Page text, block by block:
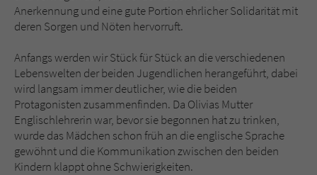
Anerkennung und eine gute Portion ehrlicher Solidarität mit
deren Sorgen und Nöten hervorruft.
Anfangs werden wir Stück für Stück an die verschiedenen
Lebenswelten der beiden Jugendlichen herangeführt, dabei
wird langsam immer deutlicher, wie die beiden
Protagonisten zusammenfinden. Da Olivias Mutter
Englischlehrerin war, bevor sie begonnen hat zu trinken,
wurde das Mädchen schon früh an die englische Sprache
gewöhnt und die Kommunikation zwischen den beiden
Kindern klappt ohne Schwierigkeiten.